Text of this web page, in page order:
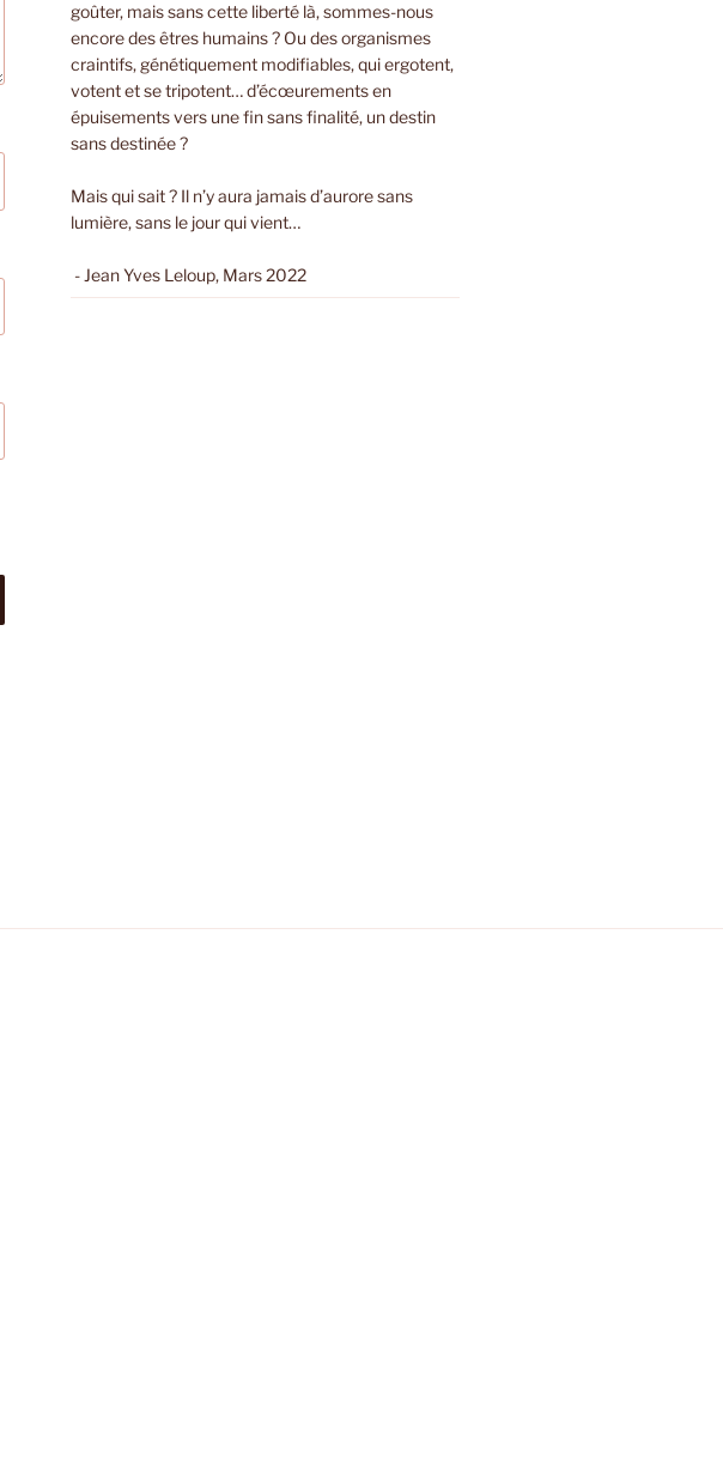
goûter, mais sans cette liberté là, sommes-nous
encore des êtres humains ? Ou des organismes
craintifs, génétiquement modifiables, qui ergotent,
votent et se tripotent… d’écœurements en
épuisements vers une fin sans finalité, un destin
sans destinée ?
Mais qui sait ? Il n’y aura jamais d’aurore sans
lumière, sans le jour qui vient…
- Jean Yves Leloup, Mars 2022